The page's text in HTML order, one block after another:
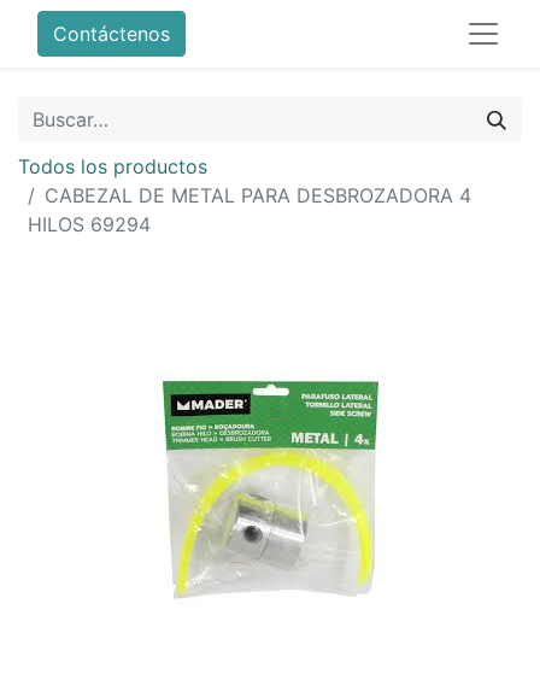
Contáctenos
Todos los productos
CABEZAL DE METAL PARA DESBROZADORA 4
HILOS 69294